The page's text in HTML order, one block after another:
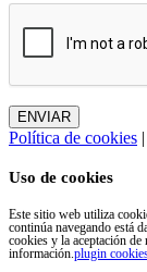
Política de cookies
Uso de cookies
Este sitio web utiliza
continúa navegando está
cookies y la aceptación de
información.plugin